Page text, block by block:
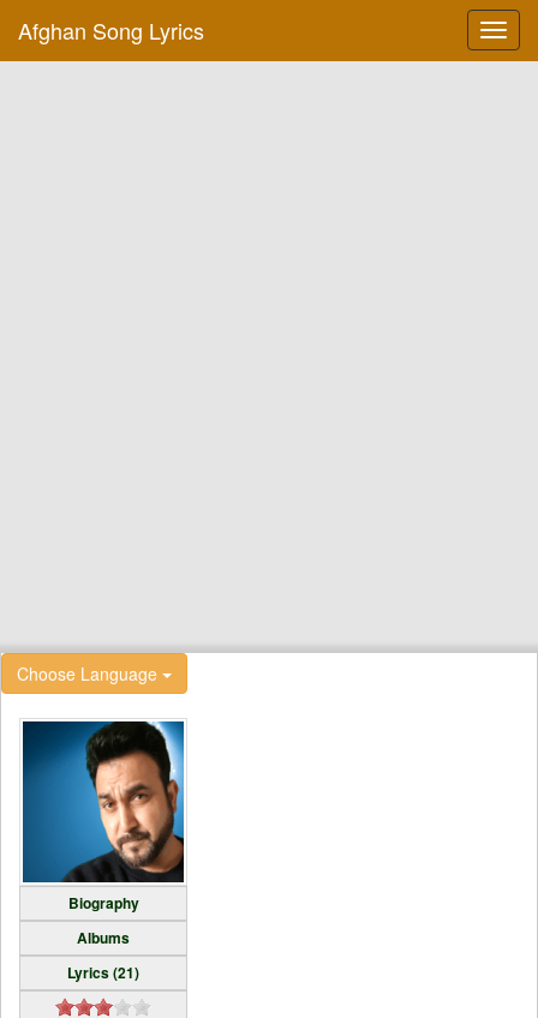
Afghan Song Lyrics
Choose Language
Biography
Albums
Lyrics (21)